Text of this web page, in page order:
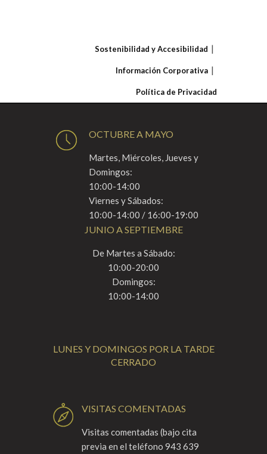
Sostenibilidad y Accesibilidad
Información Corporativa
Política de Privacidad
OCTUBRE A MAYO
Martes, Miércoles, Jueves y
Domingos:
10:00-14:00
Viernes y Sábados:
10:00-14:00 / 16:00-19:00
JUNIO A SEPTIEMBRE
De Martes a Sábado:
10:00-20:00
Domingos:
10:00-14:00
LUNES Y DOMINGOS POR LA TARDE
CERRADO
VISITAS COMENTADAS
Visitas comentadas (bajo cita
previa en el teléfono 943 639